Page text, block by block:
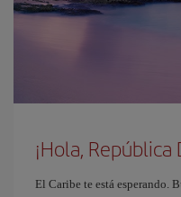
¡Hola,
El Caribe te está esperando.